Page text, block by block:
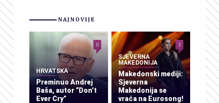
NAJNOVIJE
HRVATSKA
Preminuo Andrej
Baša, autor “Don’t
Ever Cry”
0
SJEVERNA
MAKEDONIJA
Makedonski mediji:
Sjeverna
Makedonija se
vraća na Eurosong!
3